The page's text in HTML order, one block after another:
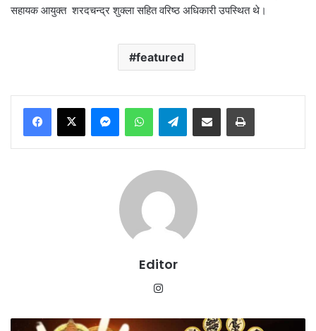
सहायक आयुक्त शरदचन्द्र शुक्ला सहित वरिष्ठ अधिकारी उपस्थित थे।
featured
MessengerWhatsAppTelegramShare via Email Print
Editor